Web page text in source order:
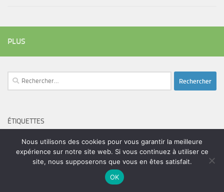
PLUS
Rechercher :
ÉTIQUETTES
adam bomb amar sundy batteur blues blues rock
bootleneck chanteur chanteuse coltrane duc des lombards erick bamy
expo music femme de george harrison festival glenn hughes golf drouot groupe
herbie hancock
Nous utilisons des cookies pour vous garantir la meilleure
expérience sur notre site web. Si vous continuez à utiliser ce
site, nous supposerons que vous en êtes satisfait.
OK